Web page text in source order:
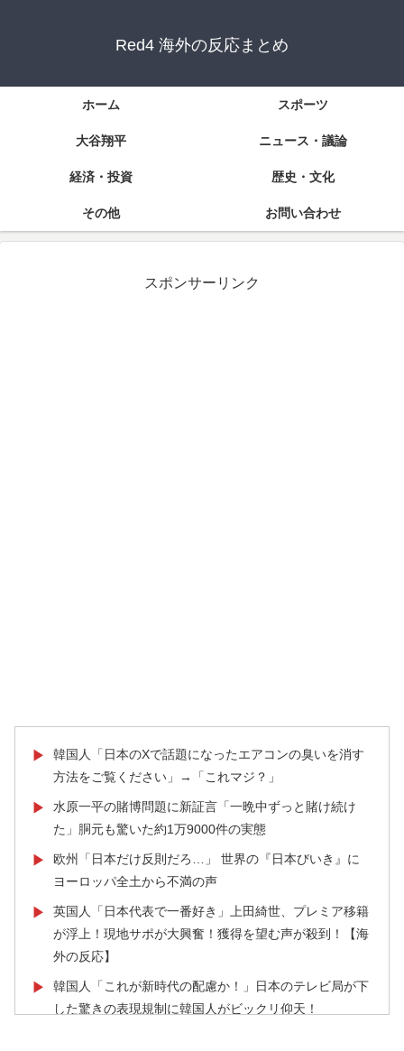
Red4 海外の反応まとめ
ホーム スポーツ
大谷翔平 ニュース・議論
経済・投資 歴史・文化
その他 お問い合わせ
スポンサーリンク
▶
韓国人「日本のXで話題になったエアコンの臭いを消す
方法をご覧ください」→「これマジ？」
▶
水原一平の賭博問題に新証言「一晩中ずっと賭け続け
た」胴元も驚いた約1万9000件の実態
▶
欧州「日本だけ反則だろ…」 世界の『日本びいき』に
ヨーロッパ全土から不満の声
▶
英国人「日本代表で一番好き」上田綺世、プレミア移籍
が浮上！現地サポが大興奮！獲得を望む声が殺到！【海
外の反応】
▶
韓国人「これが新時代の配慮か！」日本のテレビ局が下
した驚きの表現規制に韓国人がビックリ仰天！